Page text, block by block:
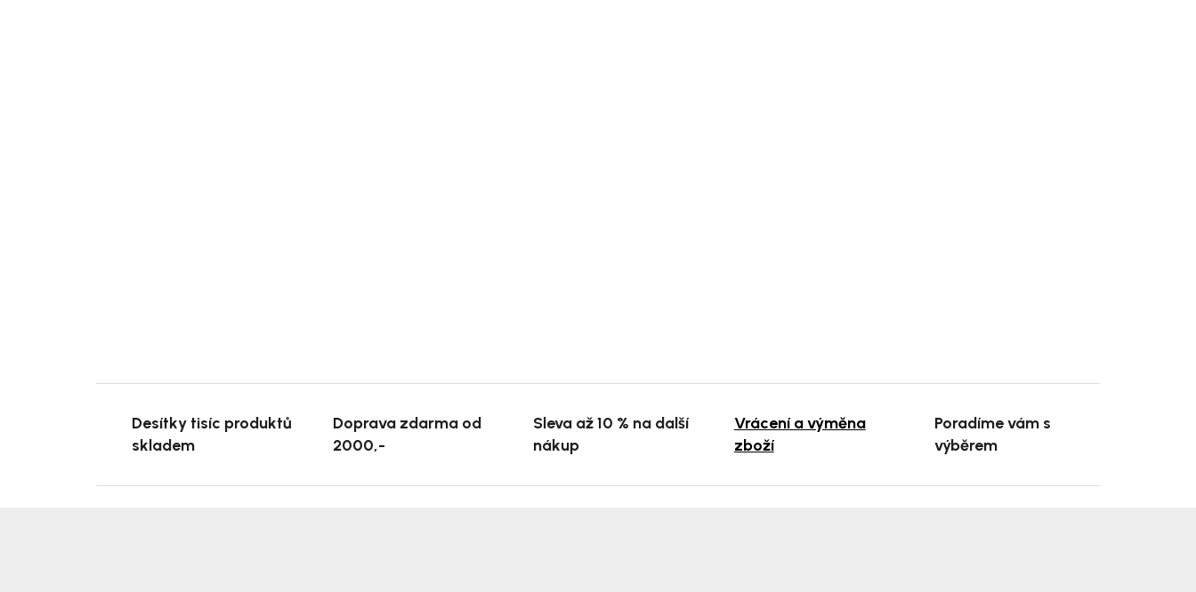
Desítky tisíc produktů
skladem
Doprava zdarma od
2000,-
Sleva až 10 % na další
nákup
Vrácení a výměna
zboží
Poradíme vám s
výběrem